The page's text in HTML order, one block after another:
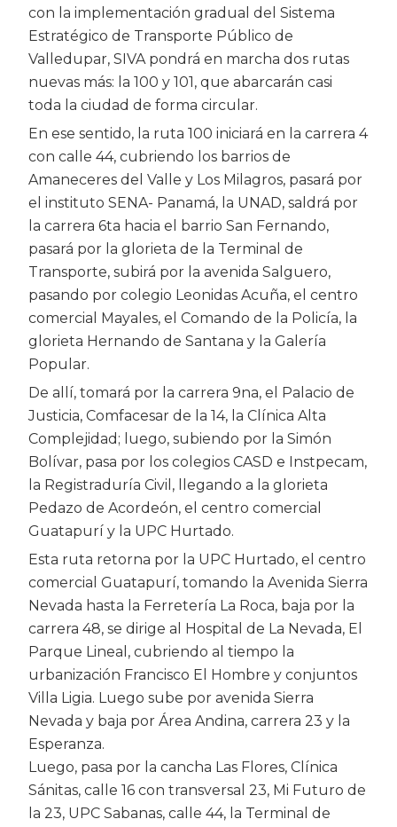
con la implementación gradual del Sistema
Estratégico de Transporte Público de
Valledupar, SIVA pondrá en marcha dos rutas
nuevas más: la 100 y 101, que abarcarán casi
toda la ciudad de forma circular.
En ese sentido, la ruta 100 iniciará en la carrera 4
con calle 44, cubriendo los barrios de
Amaneceres del Valle y Los Milagros, pasará por
el instituto SENA- Panamá, la UNAD, saldrá por
la carrera 6ta hacia el barrio San Fernando,
pasará por la glorieta de la Terminal de
Transporte, subirá por la avenida Salguero,
pasando por colegio Leonidas Acuña, el centro
comercial Mayales, el Comando de la Policía, la
glorieta Hernando de Santana y la Galería
Popular.
De allí, tomará por la carrera 9na, el Palacio de
Justicia, Comfacesar de la 14, la Clínica Alta
Complejidad; luego, subiendo por la Simón
Bolívar, pasa por los colegios CASD e Instpecam,
la Registraduría Civil, llegando a la glorieta
Pedazo de Acordeón, el centro comercial
Guatapurí y la UPC Hurtado.
Esta ruta retorna por la UPC Hurtado, el centro
comercial Guatapurí, tomando la Avenida Sierra
Nevada hasta la Ferretería La Roca, baja por la
carrera 48, se dirige al Hospital de La Nevada, El
Parque Lineal, cubriendo al tiempo la
urbanización Francisco El Hombre y conjuntos
Villa Ligia. Luego sube por avenida Sierra
Nevada y baja por Área Andina, carrera 23 y la
Esperanza.
Luego, pasa por la cancha Las Flores, Clínica
Sánitas, calle 16 con transversal 23, Mi Futuro de
la 23, UPC Sabanas, calle 44, la Terminal de